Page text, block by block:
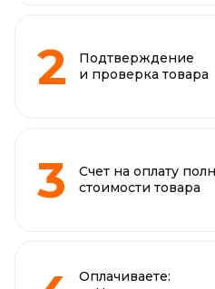
Подтверждение
и проверка товара
Счет на оплату
стоимости товара
Оплачиваете: